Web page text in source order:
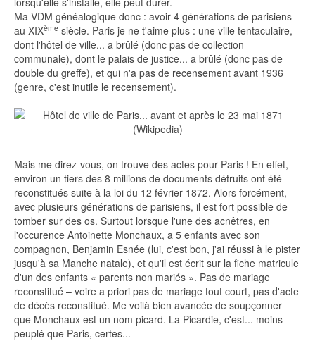
Ma VDM généalogique donc : avoir 4 générations de parisiens
au XIXème siècle. Paris je ne t'aime plus : une ville tentaculaire,
dont l'hôtel de ville... a brûlé (donc pas de collection
communale), dont le palais de justice... a brûlé (donc pas de
double du greffe), et qui n'a pas de recensement avant 1936
(genre, c'est inutile le recensement).
Mais me direz-vous, on trouve des actes pour Paris ! En effet,
environ un tiers des 8 millions de documents détruits ont été
reconstitués suite à la loi du 12 février 1872. Alors forcément,
avec plusieurs générations de parisiens, il est fort possible de
tomber sur des os. Surtout lorsque l'une des acnêtres, en
l'occurence Antoinette Monchaux, a 5 enfants avec son
compagnon, Benjamin Esnée (lui, c'est bon, j'ai réussi à le pister
jusqu'à sa Manche natale), et qu'il est écrit sur la fiche matricule
d'un des enfants « parents non mariés ». Pas de mariage
reconstitué – voire a priori pas de mariage tout court, pas d'acte
de décès reconstitué. Me voilà bien avancée de soupçonner
que Monchaux est un nom picard. La Picardie, c'est... moins
peuplé que Paris, certes...